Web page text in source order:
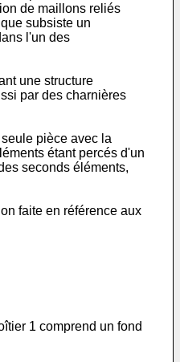
de maillons reliés
subsiste un
l'un des
une structure
par des charnières
pièce avec la
étant percés d'un
seconds éléments,
faite en référence aux
1 comprend un fond